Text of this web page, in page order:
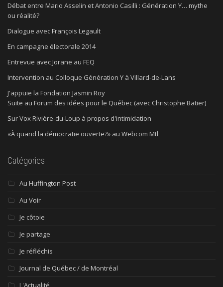
Débat entre Mario Asselin et Antonio Casilli : Génération Y… mythe
ou réalité?
Dialogue avec François Legault
En campagne électorale 2014
Entrevue avec Jorane au FEQ
Intervention au Colloque Génération Y à Villard-de-Lans
J'appuie la Fondation Jasmin Roy
Suite au Forum des idées pour le Québec (avec Christophe Batier)
Sur Vox Rivière-du-Loup à propos d'intimidation
«À quand la démocratie ouverte?» au Webcom Mtl
Catégories
Au Huffington Post
Au Voir
Je côtoie
Je partage
Je réfléchis
Journal de Québec / de Montréal
L'Actualité